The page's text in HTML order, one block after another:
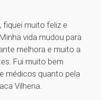
fiquei muito feliz e
vida mudou para
melhora e muito a
Fui muito bem
médicos quanto pela
Vilhena.